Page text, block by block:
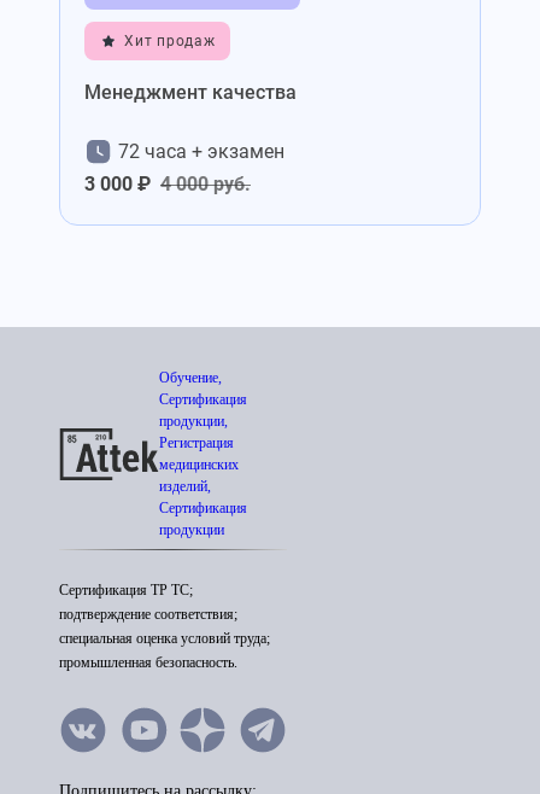
Хит продаж
Менеджмент качества
72 часа + экзамен
3 000 ₽ 4 000 руб.
Обучение,
Сертификация
продукции,
Регистрация
медицинских
изделий,
Сертификация
продукции
Сертификация ТР ТС;
подтверждение соответствия;
специальная оценка условий труда;
промышленная безопасность.